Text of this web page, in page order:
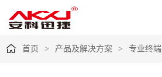
首页 产品及解决方案 专业终端